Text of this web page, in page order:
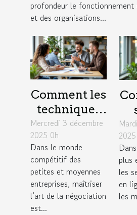
profondeur le fonctionnement
et des organisations...
Comment les
techniques
de
négociation
influencent-
elles le
succès des
PME ?
Mercredi 3 décembre
2025 0h
Dans le monde
compétitif des
petites et moyennes
entreprises, maîtriser
l’art de la négociation
est...
ils
plus
les
en
les